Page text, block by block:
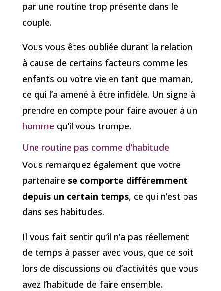
par une routine trop présente dans le
couple.
Vous vous êtes oubliée durant la relation
à cause de certains facteurs comme les
enfants ou votre vie en tant que maman,
ce qui l’a amené à être infidèle. Un signe à
prendre en compte pour faire avouer à un
homme qu’il vous trompe.
Une routine pas comme d’habitude
Vous remarquez également que votre
partenaire se comporte différemment
depuis un certain temps, ce qui n’est pas
dans ses habitudes.
Il vous fait sentir qu’il n’a pas réellement
de temps à passer avec vous, que ce soit
lors de discussions ou d’activités que vous
avez l’habitude de faire ensemble.